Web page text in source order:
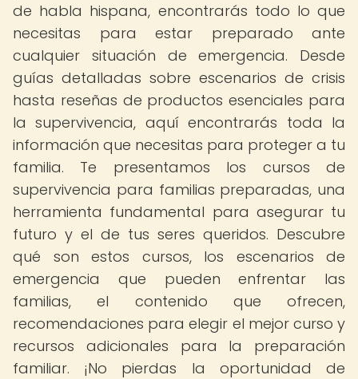
de habla hispana, encontrarás todo lo que
necesitas para estar preparado ante
cualquier situación de emergencia. Desde
guías detalladas sobre escenarios de crisis
hasta reseñas de productos esenciales para
la supervivencia, aquí encontrarás toda la
información que necesitas para proteger a tu
familia. Te presentamos los cursos de
supervivencia para familias preparadas, una
herramienta fundamental para asegurar tu
futuro y el de tus seres queridos. Descubre
qué son estos cursos, los escenarios de
emergencia que pueden enfrentar las
familias, el contenido que ofrecen,
recomendaciones para elegir el mejor curso y
recursos adicionales para la preparación
familiar. ¡No pierdas la oportunidad de